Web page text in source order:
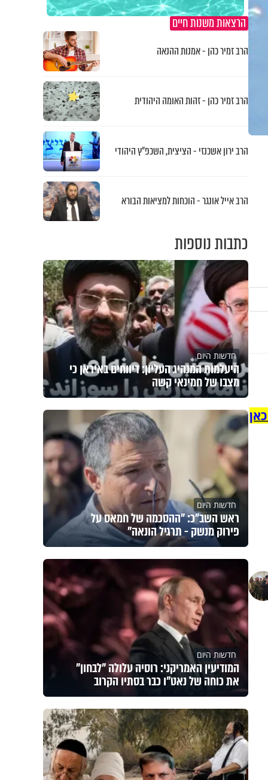
הרצאות משנות חיים
הרב זמיר כהן - אמנות ההנאה
הרב זמיר כהן - זהות האומה היהודית
הרב ירון אשכנזי - הציצית, השכפ"ץ היהודי
הרב אייל אונגר - הוכחות למציאות הבורא
כתבות נוספות
חדשות היום
היעלמות המנהיג העליון: דיווחים באיראן כי
מצבו של חמינאי קשה
חדשות היום
ראש השב"כ: "ההסכמה של חמאס על
פירוק מנשק - תרגיל הונאה"
חדשות היום
המודיעין האמריקני: רוסיה עלולה "לבחון"
את כוחה של נאט"ו כבר בסתיו הקרוב